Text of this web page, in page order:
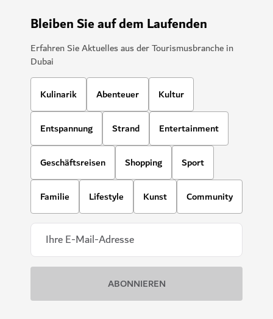
Bleiben Sie auf dem Laufenden
Erfahren Sie Aktuelles aus der Tourismusbranche in
Dubai
Kulinarik Abenteuer Kultur
Entspannung Strand Entertainment
Geschäftsreisen Shopping Sport
Familie Lifestyle Kunst Community